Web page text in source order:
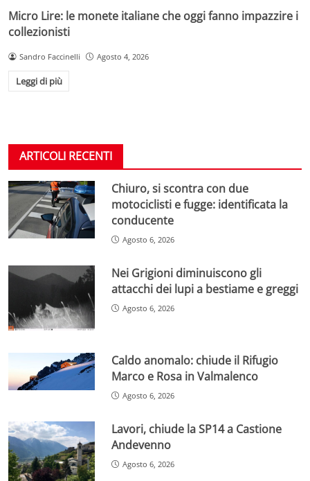
Micro Lire: le monete italiane che oggi fanno impazzire i
collezionisti
Sandro Faccinelli Agosto 4, 2026
Leggi di più
ARTICOLI RECENTI
Chiuro, si scontra con due
motociclisti e fugge: identificata la
conducente
Agosto 6, 2026
Nei Grigioni diminuiscono gli
attacchi dei lupi a bestiame e greggi
Agosto 6, 2026
Caldo anomalo: chiude il Rifugio
Marco e Rosa in Valmalenco
Agosto 6, 2026
Lavori, chiude la SP14 a Castione
Andevenno
Agosto 6, 2026